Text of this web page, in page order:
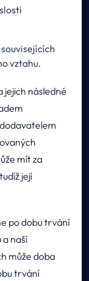
vztahu.
jejich následné
mít za
její
po dobu trvání
a naší
může doba
trvání